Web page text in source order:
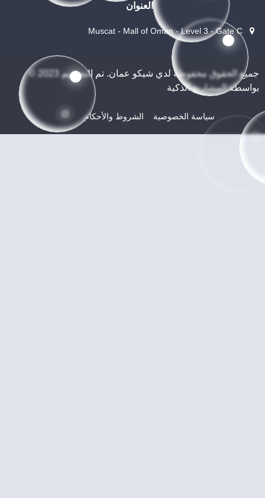
العنوان
© 2023 جميع الحقوق محفوطة لدي شيكو عمان. تم التصميم
بواسطة المشاريع الذكية
الشروط والأحكام سياسة الخصوصية